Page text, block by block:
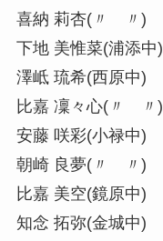
喜納 莉杏(〃 〃)
下地 美惟菜(浦添中)
澤岻 琉希(西原中)
比嘉 凜々心(〃 〃)
安藤 咲彩(小禄中)
朝崎 良夢(〃 〃)
比嘉 美空(鏡原中)
知念 拓弥(金城中)